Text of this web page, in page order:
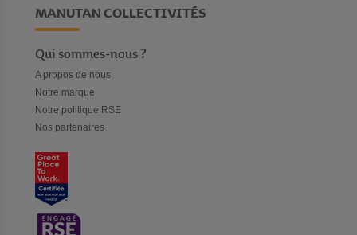
MANUTAN COLLECTIVITÉS
Qui sommes-nous ?
A propos de nous
Notre marque
Notre politique RSE
Nos partenaires